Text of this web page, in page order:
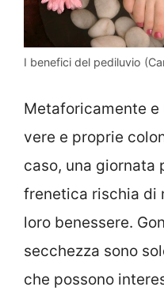
I benefici del pediluvio
Metaforicamente e
vere e proprie
caso, una giornata
frenetica rischia di
loro benessere.
secchezza sono
che possono